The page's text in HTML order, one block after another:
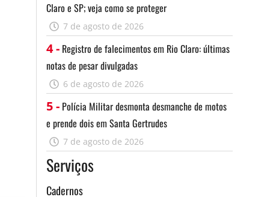
Claro e SP; veja como se proteger
7 de agosto de 2026
4 - Registro de falecimentos em Rio Claro: últimas
notas de pesar divulgadas
6 de agosto de 2026
5 - Polícia Militar desmonta desmanche de motos
e prende dois em Santa Gertrudes
7 de agosto de 2026
Serviços
Cadernos